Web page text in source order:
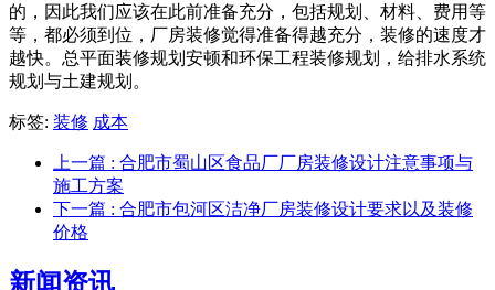
的，因此我们应该在此前准备充分，包括规划、材料、费用等
等，都必须到位，厂房装修觉得准备得越充分，装修的速度才
越快。总平面装修规划安顿和环保工程装修规划，给排水系统
规划与土建规划。
标签: 装修 成本
上一篇 : 合肥市蜀山区食品厂厂房装修设计注意事项与
施工方案
下一篇 : 合肥市包河区洁净厂房装修设计要求以及装修
价格
新闻资讯